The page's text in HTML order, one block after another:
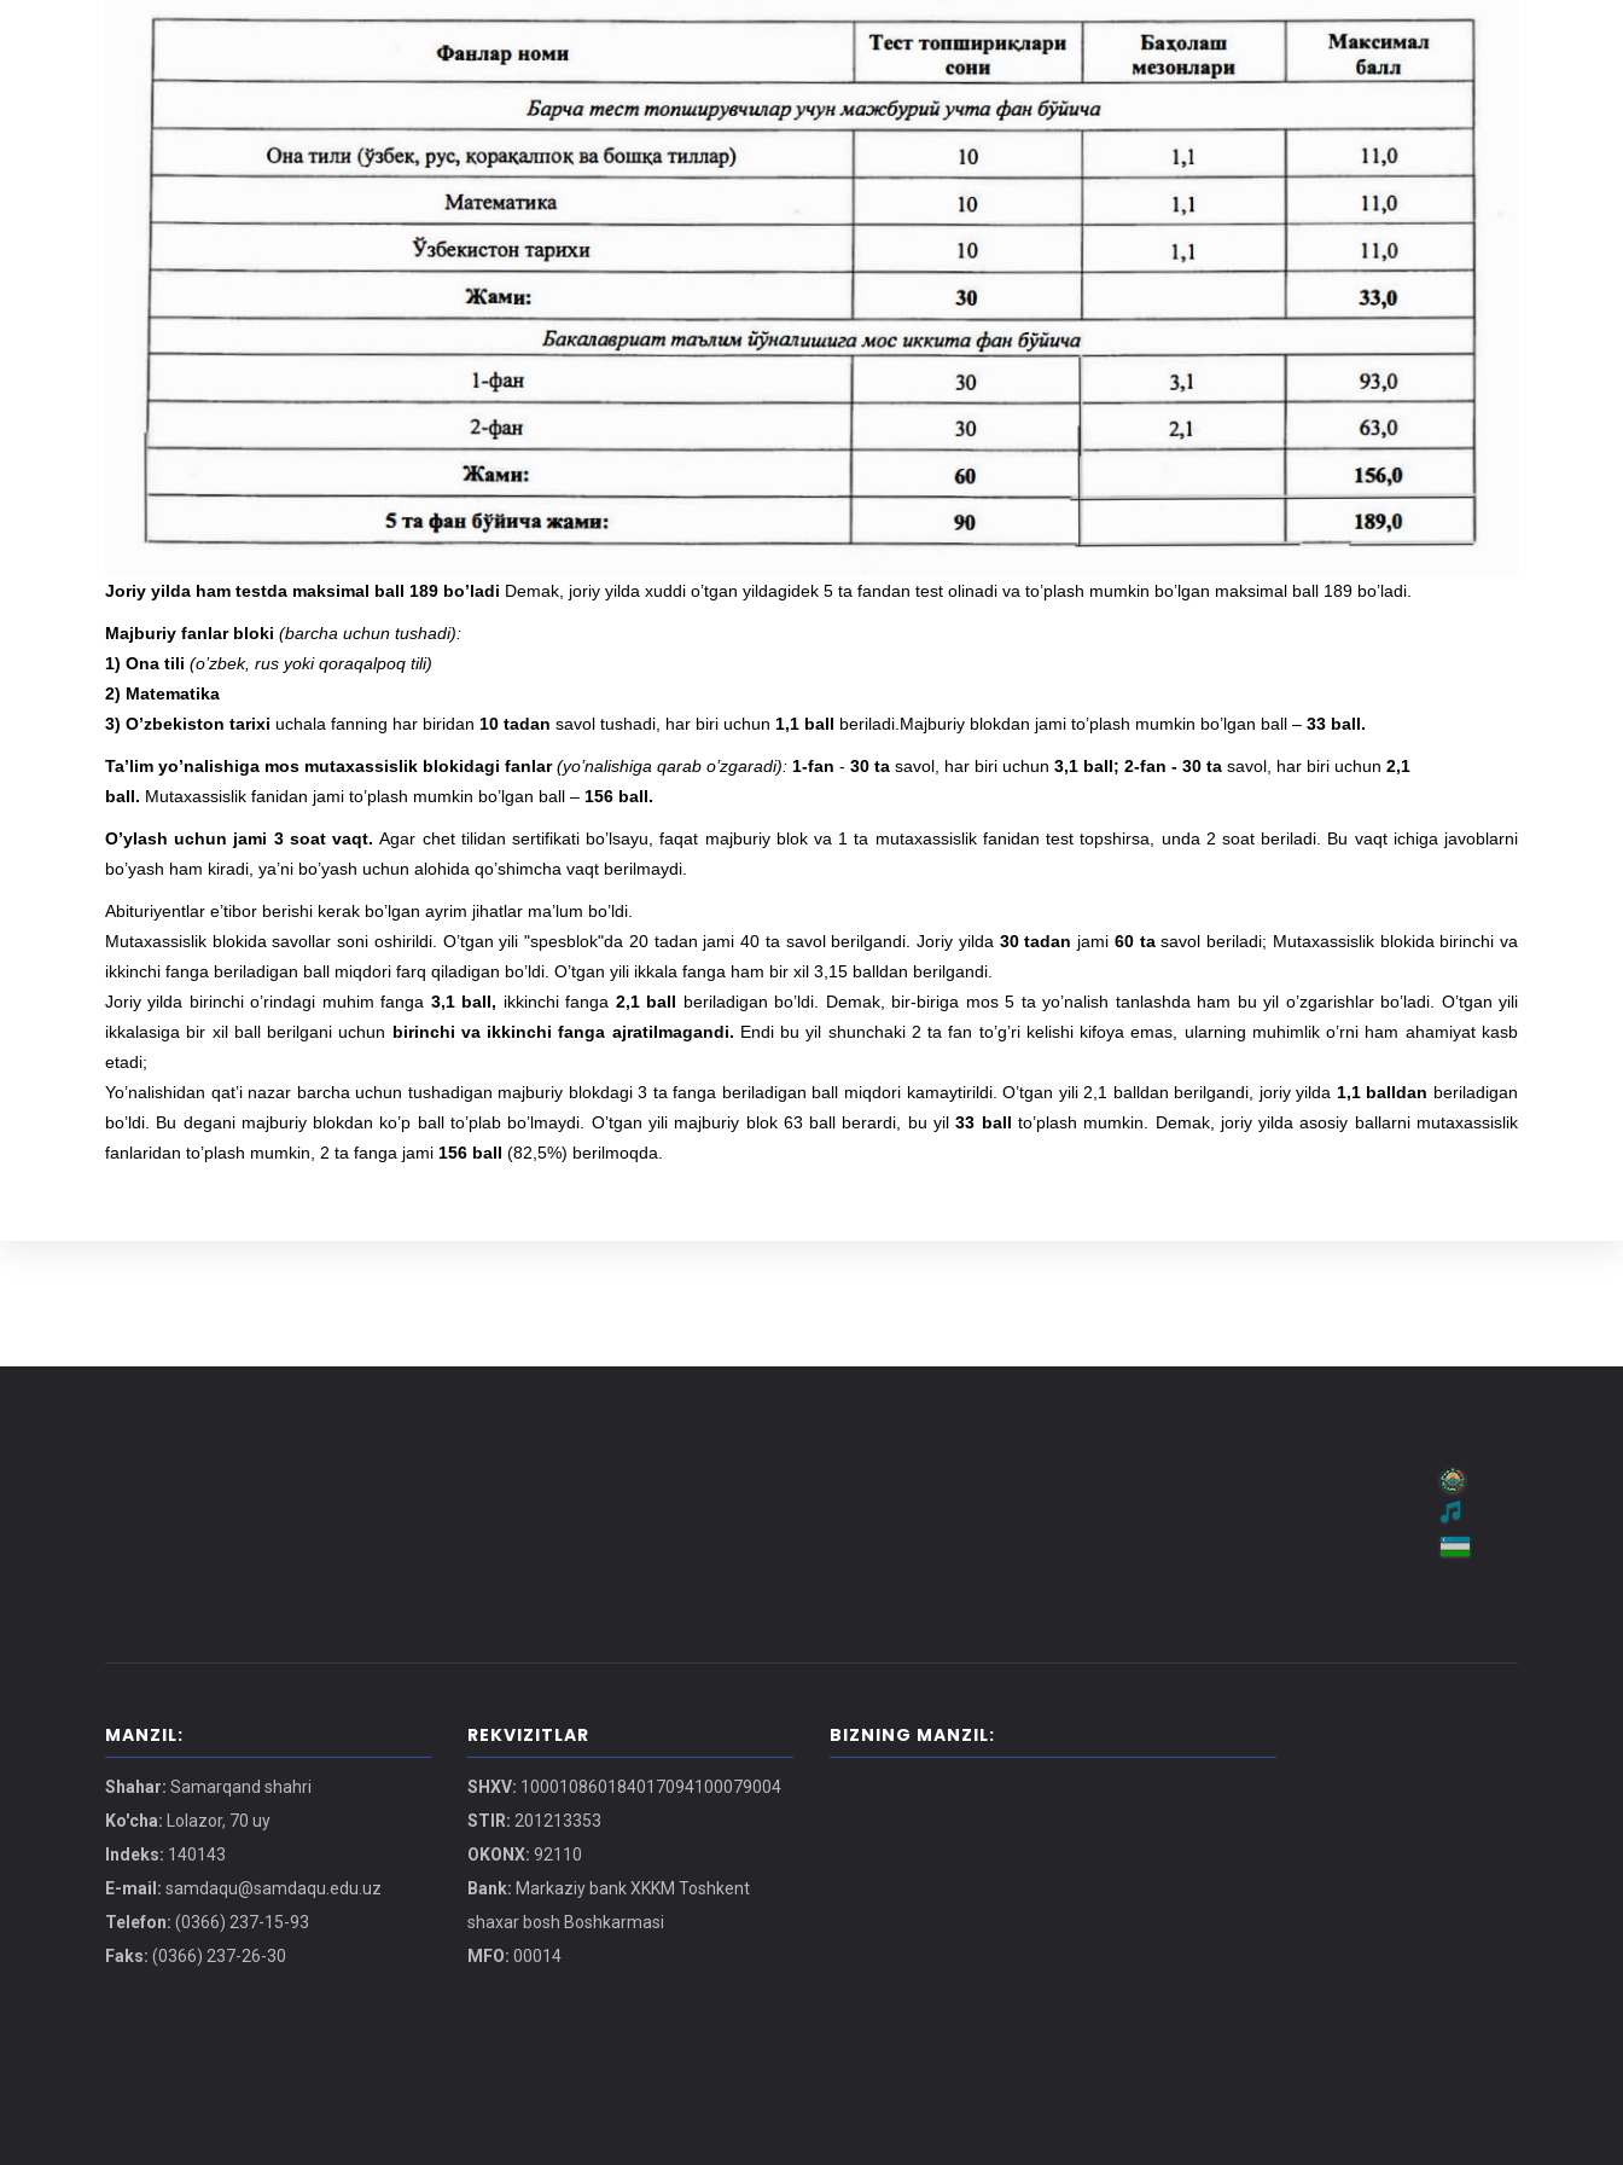
Joriy yilda ham testda maksimal ball 189 bo’ladi Demak, joriy yilda xuddi o’tgan yildagidek 5 ta fandan test olinadi va to’plash mumkin bo’lgan maksimal ball 189 bo’ladi.
Majburiy fanlar bloki (barcha uchun tushadi):
1) Ona tili (o’zbek, rus yoki qoraqalpoq tili)
2) Matematika
3) O’zbekiston tarixi uchala fanning har biridan 10 tadan savol tushadi, har biri uchun 1,1 ball beriladi.Majburiy blokdan jami to’plash mumkin bo’lgan ball – 33 ball.
Ta’lim yo’nalishiga mos mutaxassislik blokidagi fanlar(yo’nalishiga qarab o’zgaradi): 1-fan - 30 ta savol, har biri uchun 3,1 ball; 2-fan - 30 ta savol, har biri uchun 2,1
ball. Mutaxassislik fanidan jami to’plash mumkin bo’lgan ball – 156 ball.
O’ylash uchun jami 3 soat vaqt.Agar chet tilidan sertifikati bo’lsayu, faqat majburiy blok va 1 ta mutaxassislik fanidan test topshirsa, unda 2 soat beriladi. Bu vaqt ichiga javoblarni
bo’yash ham kiradi, ya’ni bo’yash uchun alohida qo’shimcha vaqt berilmaydi.
Abituriyentlar e’tibor berishi kerak bo’lgan ayrim jihatlar ma’lum bo’ldi.
Mutaxassislik blokida savollar soni oshirildi. O’tgan yili "spesblok"da 20 tadan jami 40 ta savol berilgandi. Joriy yilda 30 tadan jami 60 tasavol beriladi; Mutaxassislik blokida birinchi va
ikkinchi fanga beriladigan ball miqdori farq qiladigan bo’ldi. O’tgan yili ikkala fanga ham bir xil 3,15 balldan berilgandi.
Joriy yilda birinchi o’rindagi muhim fanga 3,1 ball, ikkinchi fanga 2,1 ball beriladigan bo’ldi. Demak, bir-biriga mos 5 ta yo’nalish tanlashda ham bu yil o’zgarishlar bo’ladi. O’tgan yili
ikkalasiga bir xil ball berilgani uchun birinchi va ikkinchi fanga ajratilmagandi. Endi bu yil shunchaki 2 ta fan to’g’ri kelishi kifoya emas, ularning muhimlik o’rni ham ahamiyat kasb
etadi;
Yo’nalishidan qat’i nazar barcha uchun tushadigan majburiy blokdagi 3 ta fanga beriladigan ball miqdori kamaytirildi. O’tgan yili 2,1 balldan berilgandi, joriy yilda 1,1 balldan beriladigan
bo’ldi. Bu degani majburiy blokdan ko’p ball to’plab bo’lmaydi. O’tgan yili majburiy blok 63 ball berardi, bu yil33 ball to’plash mumkin. Demak, joriy yilda asosiy ballarni mutaxassislik
fanlaridan to’plash mumkin, 2 ta fanga jami 156 ball (82,5%) berilmoqda.
MANZIL:
Shahar: Samarqand shahri
Ko'cha: Lolazor, 70 uy
Indeks: 140143
E-mail: samdaqu@samdaqu.edu.uz
Telefon: (0366) 237-15-93
Faks: (0366) 237-26-30
REKVIZITLAR
SHXV: 100010860184017094100079004
STIR: 201213353
OKONX: 92110
Bank: Markaziy bank XKKM Toshkent
shaxar bosh Boshkarmasi
MFO: 00014
BIZNING MANZIL: